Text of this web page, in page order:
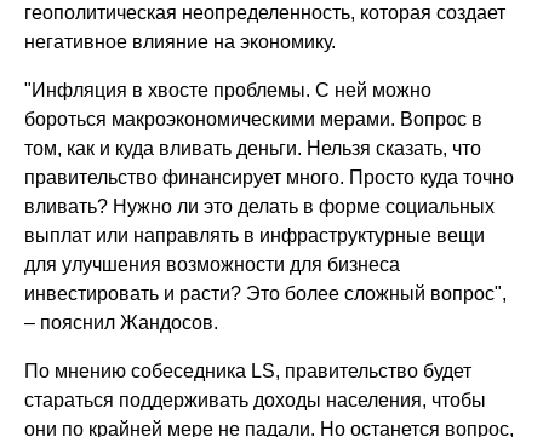
геополитическая неопределенность, которая создает
негативное влияние на экономику.
"Инфляция в хвосте проблемы. С ней можно
бороться макроэкономическими мерами. Вопрос в
том, как и куда вливать деньги. Нельзя сказать, что
правительство финансирует много. Просто куда точно
вливать? Нужно ли это делать в форме социальных
выплат или направлять в инфраструктурные вещи
для улучшения возможности для бизнеса
инвестировать и расти? Это более сложный вопрос",
– пояснил Жандосов.
По мнению собеседника LS, правительство будет
стараться поддерживать доходы населения, чтобы
они по крайней мере не падали. Но останется вопрос,